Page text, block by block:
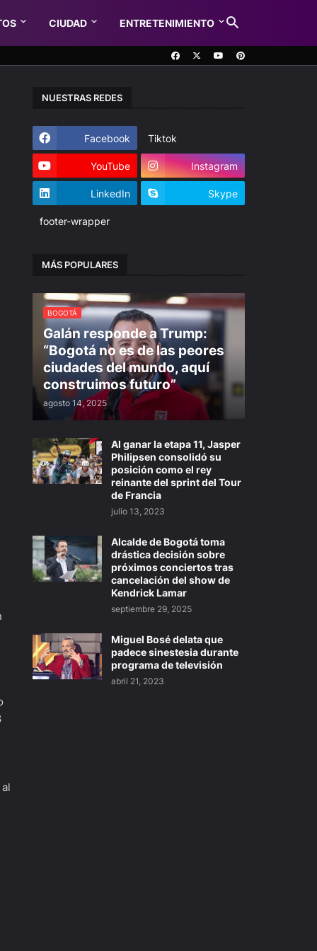
CIUDAD ENTRETENIMIENTO
NUESTRAS REDES
Facebook Tiktok
YouTube Instagram
LinkedIn Skype
footer-wrapper
MÁS POPULARES
BOGOTÁ
Galán responde a Trump:
“Bogotá no es de las peores
ciudades del mundo, aquí
construimos futuro”
agosto 14, 2025
Al ganar la etapa 11, Jasper
Philipsen consolidó su
posición como el rey
reinante del sprint del Tour
de Francia
julio 13, 2023
Alcalde de Bogotá toma
drástica decisión sobre
próximos conciertos tras
cancelación del show de
Kendrick Lamar
septiembre 29, 2025
Miguel Bosé delata que
padece sinestesia durante
programa de televisión
abril 21, 2023